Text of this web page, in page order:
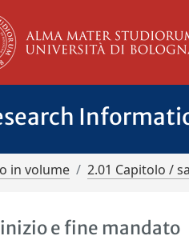
in volume 2.01 Capitolo /
e fine mandato